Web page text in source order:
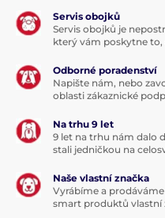
Elektrické
Pro malé psy
Pro 2 psy
Servis obojků
Servis obojků je
který vám poskytne
Odborné poradenství
Napište nám, nebo
oblasti zákaznické
Na trhu 9 let
9 let na trhu nám dalo
stali jedničkou na
Naše vlastní značka
Vyrábíme a
smart produktů vlastní